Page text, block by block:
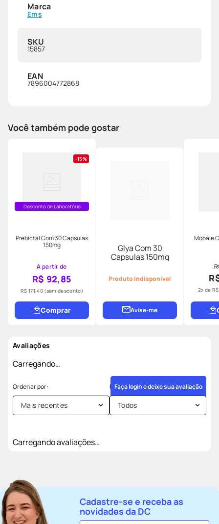
Marca
Ems
SKU
15857
EAN
7896004772868
Você também pode gostar
15%
Desconto de Laboratório
Prebictal Com 30 Capsulas
150mg
A partir de
R$ 92,85
R$ 171,40 (sem desconto)
Comprar
Glya Com 30
Capsulas 150mg
Produto indisponível
Avise-me
Mobale
2x deR$
Avaliações
Carregando…
Faça login e deixe sua avaliação
Mais recentes Todos
Carregando avaliações…
Cadastre-se e receba as
novidades da DC